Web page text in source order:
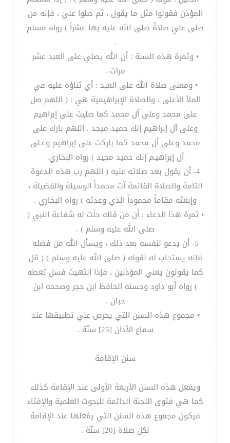
المؤذن فقولوا مثل ما يقول ، ثم صلوا عليَ ، فإنه من
صلى عليَ صلاةً صلى الله عليه بها عشراً ) رواه مسلم
.
• وثمرة هذه السنة : أن الله يصلي على العبد عشر
مرات .
• ومعنى صلاة الله على العبد : أي ثناؤه عليه في
الملأ الأعلى ، والصلاة الإبراهيمية هي : ( اللهم صل
على محمد وعلى آل محمد كما صليت على إبراهيم
وعلى آل إبراهيم إنك حميد ميجد ، اللهم بارك على
محمد وعلى آل محمد كما باركت على إبراهيم وعـلى
آل إبراهيـم إنك حميد مجيد ) رواه البخاري.
4- أن يقول بعد صلاته عليه ( اللهم رب هذه الدعوة
التامة والصلاة القائمة آت محمداً الوسيلة والفضيلة ،
وإبعثه مقاماً محموداً الذي وعدته ) رواه البخاري .
• ثمرة هذا الدعاء : أن من قاله حلَت له شفاعة النبي (
صلى الله عليه وسلم ) .
5- أن يدعو لنفسه بعد ذلك ، ويسأل الله من فضله
فإنه يستجاب له لقوله ( صلى الله عليه وسلم ) ( قل
كما يقولون يعني المؤذنين ، فإذا انتهيت فسل تعطه
) رواه أبو داود وحسنه الحافظ ابن حجر وصححه ابن
حبان .
• مجموع هذه السنن التي يحرص علي تطبيقها عند
سماع الأذان [25] سنّة .
سنن الإقامة
ويفعل هذه السنن الأربعة الأولى عند الإقامة كذلك
كما هي فتوى اللجنة الدائمة للبحوث العلمية والإفتاء
فيكون مجموع هذه السنن التي يفعلها عند الإقامة
لكل صلاة [20] سنّة .